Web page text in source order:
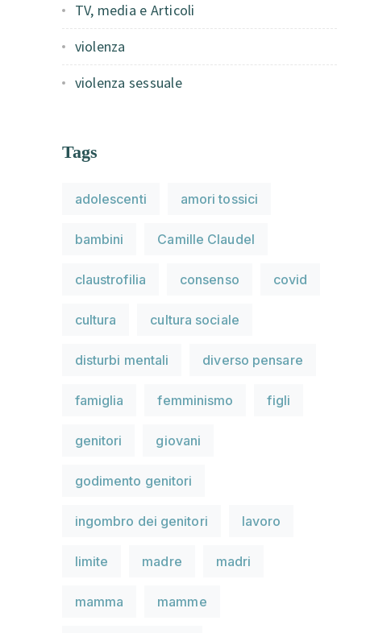
TV, media e Articoli
violenza
violenza sessuale
Tags
adolescenti amori tossici
bambini Camille Claudel
claustrofilia consenso covid
cultura cultura sociale
disturbi mentali diverso pensare
famiglia femminismo figli
genitori giovani
godimento genitori
ingombro dei genitori lavoro
limite madre madri
mamma mamme